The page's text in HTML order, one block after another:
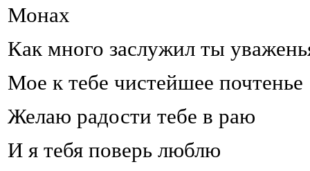
Монах
Как много заслужил ты
Мое к тебе чистейшее почтенье
Желаю радости тебе в раю
И я тебя поверь люблю